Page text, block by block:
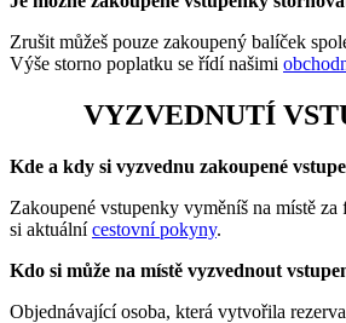
Zrušit můžeš pouze zakoupený balíček
Výše storno poplatku se řídí našimi
VYZVEDNUTÍ
Kde a kdy si vyzvednu zakoupené
Zakoupené vstupenky vyměníš na místě za
si aktuálnícestovní pokyny.
Kdo si může na místě vyzvednout
Objednávající osoba, která vytvořila